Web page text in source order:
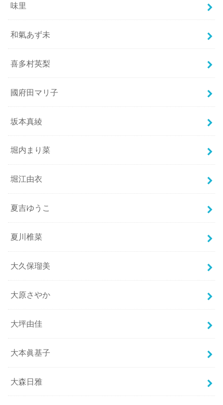
味里
和氣あず未
喜多村英梨
國府田マリ子
坂本真綾
堀内まり菜
堀江由衣
夏吉ゆうこ
夏川椎菜
大久保瑠美
大原さやか
大坪由佳
大本眞基子
大森日雅